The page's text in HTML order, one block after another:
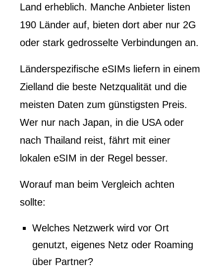
Land erheblich. Manche Anbieter listen
190 Länder auf, bieten dort aber nur 2G
oder stark gedrosselte Verbindungen an.
Länderspezifische eSIMs liefern in einem
Zielland die beste Netzqualität und die
meisten Daten zum günstigsten Preis.
Wer nur nach Japan, in die USA oder
nach Thailand reist, fährt mit einer
lokalen eSIM in der Regel besser.
Worauf man beim Vergleich achten
sollte:
Welches Netzwerk wird vor Ort
genutzt, eigenes Netz oder Roaming
über Partner?